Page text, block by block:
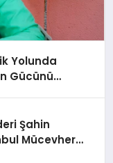
Yolunda
Gücünü
Şahin
Mücevher